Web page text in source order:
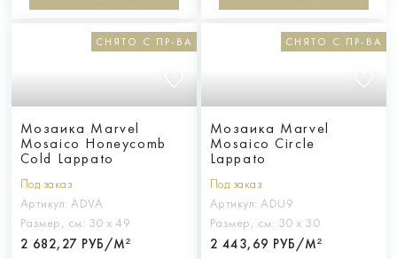
СНЯТО С ПР-ВА
Мозаика Marvel
Mosaico Honeycomb
Cold Lappato
Под заказ
Артикул: ADVA
Размер, см: 30 х 49
2 682,27 РУБ/М²
СНЯТО С ПР-ВА
Мозаика Marvel
Mosaico Circle
Lappato
Под заказ
Артикул: ADU9
Размер, см: 30 х 30
2 443,69 РУБ/М²